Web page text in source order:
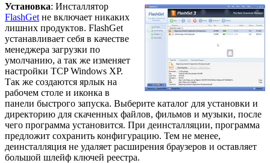
Установка: Инсталлятор
FlashGet не включает никаких
лишних продуктов. FlashGet
устанавливает себя в качестве
менеджера загрузки по
умолчанию, а так же изменяет
настройки TCP Windows XP.
Так же создаются ярлык на
рабочем столе и иконка в
панели быстрого запуска. Выберите каталог для установки и
директорию для скаченных файлов, фильмов и музыки, после
чего программа установится. При деинсталляции, программа
предложит сохранить конфигурацию. Тем не менее,
деинсталляция не удаляет расширения браузеров и оставляет
большой шлейф ключей реестра.